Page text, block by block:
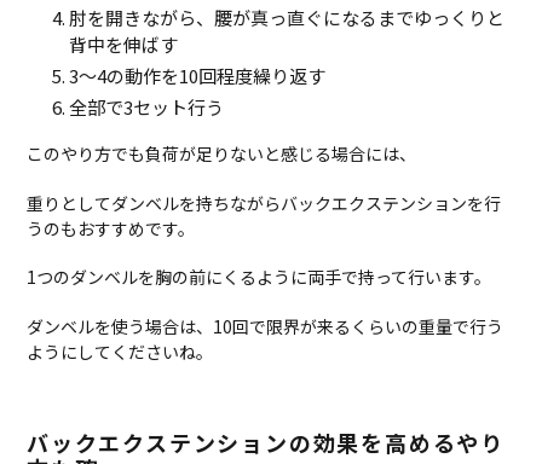
肘を開きながら、腰が真っ直ぐになるまでゆっくりと
背中を伸ばす
3〜4の動作を10回程度繰り返す
全部で3セット行う
このやり方でも負荷が足りないと感じる場合には、
重りとしてダンベルを持ちながらバックエクステンションを行
うのもおすすめです。
1つのダンベルを胸の前にくるように両手で持って行います。
ダンベルを使う場合は、10回で限界が来るくらいの重量で行う
ようにしてくださいね。
バックエクステンションの効果を高めるやり